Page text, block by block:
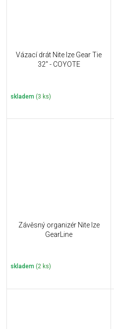
Vázací drát Nite Ize Gear Tie
32" - COYOTE
skladem (3 ks)
Závěsný organizér Nite Ize
GearLine
skladem (2 ks)